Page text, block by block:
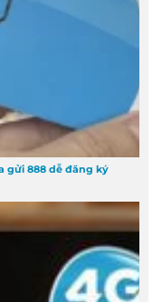
gửi 888 dễ đăng ký